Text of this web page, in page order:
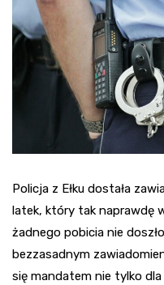
Policja z Ełku dostała
latek, który tak naprawdę
żadnego pobicia nie
bezzasadnym
się mandatem nie tylko